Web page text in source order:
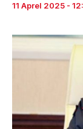
11 Aprel 2025 -